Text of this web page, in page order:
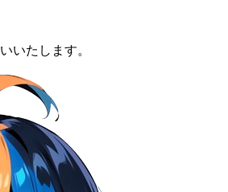
いたします。